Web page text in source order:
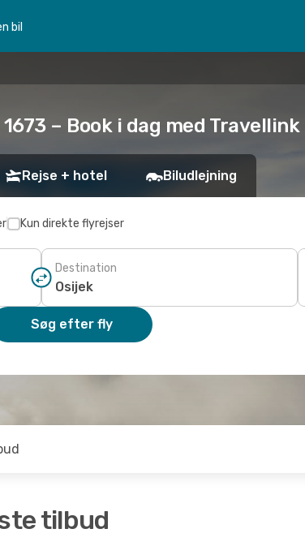
bil
– Book i dag med Travellink
Rejse + hotel Biludlejning
Kun direkte flyrejser
Destination
Søg efter fly
tilbud